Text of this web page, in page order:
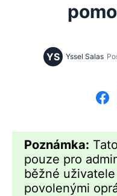
YS Yssel Salas
Poznámka:
pouze pro
běžné
povolenými